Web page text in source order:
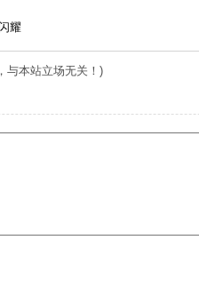
耀
与本站立场无关！)